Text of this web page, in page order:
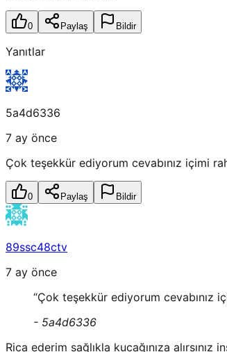
0 Paylaş Bildir
Yanıtlar
5a4d6336
7 ay önce
Çok teşekkür ediyorum cevabınız içimi
0 Paylaş Bildir
89ssc48ctv
7 ay önce
“Çok teşekkür ediyorum cevabınız
- 5a4d6336
Rica ederim sağlıkla kucağınıza alırsınız